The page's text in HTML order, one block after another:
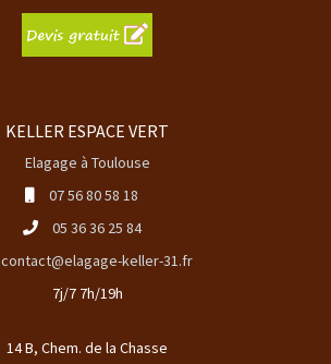
KELLER ESPACE VERT
Elagage à Toulouse
07 56 80 58 18
05 36 36 25 84
contact@elagage-keller-31.fr
7j/7 7h/19h
14 B, Chem. de la Chasse